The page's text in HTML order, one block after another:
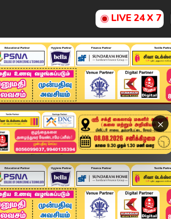
LIVE 24 X 7
×
தமிழ்நாடு சினிமா அரசியல் விளையாட்டு
சுகாதார சீர்கேடு.. விவசாயிகள் ப...